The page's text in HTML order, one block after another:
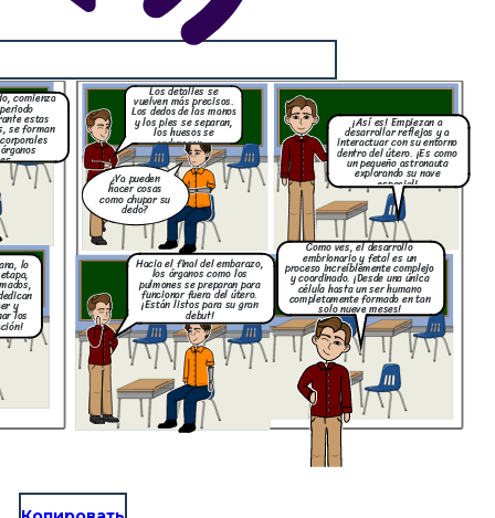
comienza
estas
se forman
lo
y
los
Los detalles se
vuelven más precisos.
Los dedos de las manos
y los pies se separan,
los huesos se
endurecen...
¿Ya pueden
hacer cosas
como chupar su
dedo?
¡Así es! Empiezan a
desarrollar reflejos y a
interactuar con su entorno
dentro del útero. ¡Es como
un pequeño astronauta
explorando su nave
espacial!
Hacia el final del embarazo,
los órganos como los
pulmones se preparan para
funcionar fuera del útero.
¡Están listos para su gran
debut!
Como ves, el desarrollo
embrionario y fetal es un
proceso increíblemente complejo
y coordinado. ¡Desde una única
célula hasta un ser humano
completamente formado en tan
solo nueve meses!